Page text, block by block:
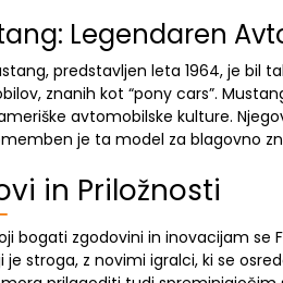
Legendaren
predstavljen leta 1964, je bil
znanih kot “pony cars”.
avtomobilske kulture.
je ta model za blagovno
in Priložnosti
bogati zgodovini in inovacijam se
je stroga, z novimi igralci, ki se